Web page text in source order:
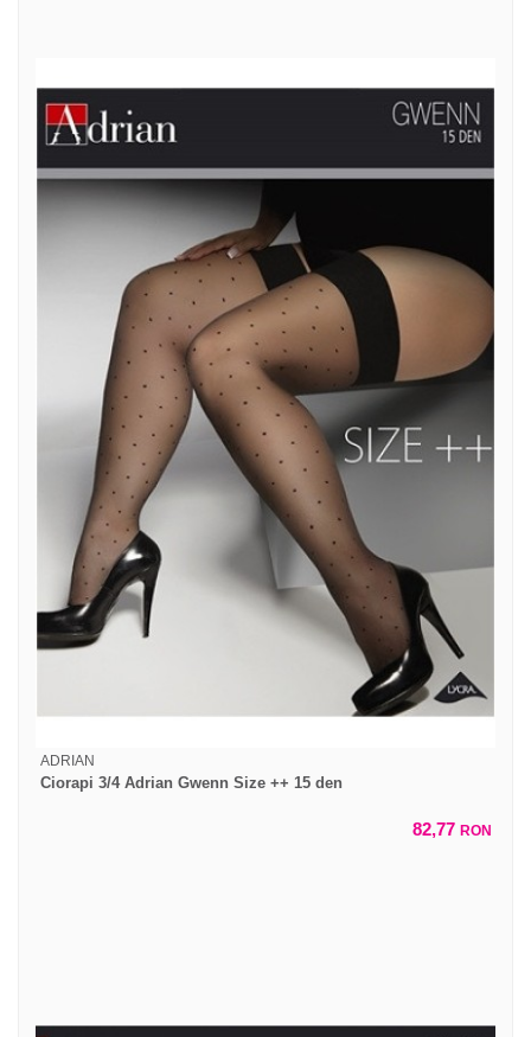
ADRIAN
Ciorapi 3/4 Adrian Gwenn Size ++ 15 den
82,77 RON